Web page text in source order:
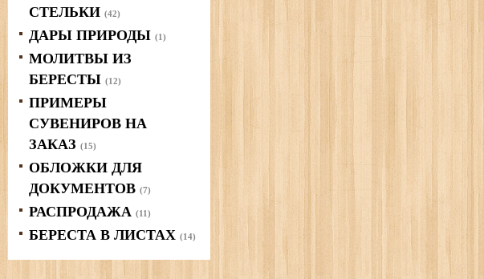
СТЕЛЬКИ (42)
ДАРЫ ПРИРОДЫ (1)
МОЛИТВЫ ИЗ
БЕРЕСТЫ (12)
ПРИМЕРЫ
СУВЕНИРОВ НА
ЗАКАЗ (15)
ОБЛОЖКИ ДЛЯ
ДОКУМЕНТОВ (7)
РАСПРОДАЖА (11)
БЕРЕСТА В ЛИСТАХ (14)